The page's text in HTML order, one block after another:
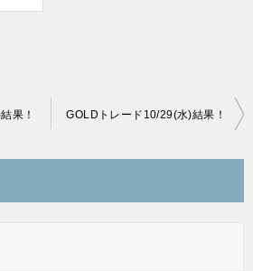
果！ GOLDトレード10/29(水)結果！